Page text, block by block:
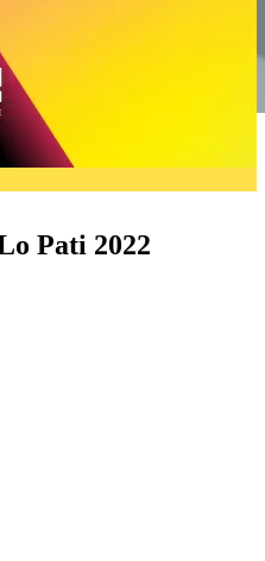
Pati 2022